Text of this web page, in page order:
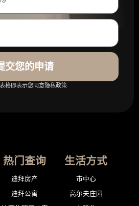
交您的申请
格即表示您同意隐私政策
热门查询
迪拜房产
迪拜公寓
生活方式
市中心
高尔夫庄园